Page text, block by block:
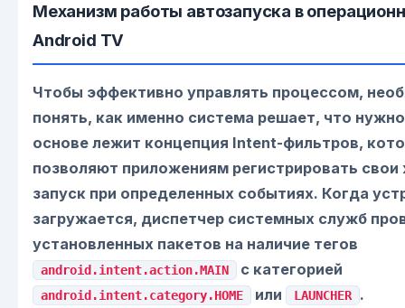
Механизм работы автозапуска в
Android TV
Чтобы эффективно управлять процессом,
понять, как именно система решает, что
основе лежит концепция Intent-фильтров,
позволяют приложениям регистрировать свои
запуск при определенных событиях. Когда
загружается, диспетчер системных служб
установленных пакетов на наличие тегов
android.intent.action.MAIN с категорией
android.intent.category.HOME или LAUNCHER .